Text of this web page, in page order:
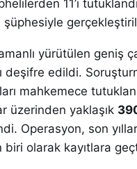
11’i
şüphesiyle
yürütülen geniş
edildi.
mahkemece
üzerinden yaklaşık
Operasyon, son
biri olarak kayıtlara